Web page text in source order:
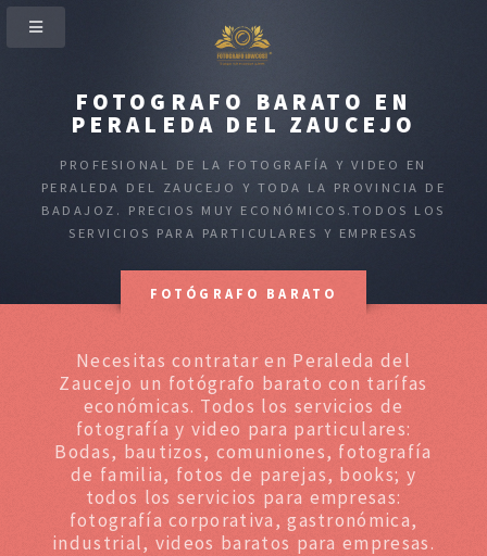
FOTOGRAFO BARATO EN
PERALEDA DEL ZAUCEJO
PROFESIONAL DE LA FOTOGRAFÍA Y VIDEO EN
PERALEDA DEL ZAUCEJO Y TODA LA PROVINCIA DE
BADAJOZ. PRECIOS MUY ECONÓMICOS.TODOS LOS
SERVICIOS PARA PARTICULARES Y EMPRESAS
FOTÓGRAFO BARATO
Necesitas contratar en Peraleda del
Zaucejo un fotógrafo barato con tarífas
económicas. Todos los servicios de
fotografía y video para particulares:
Bodas, bautizos, comuniones, fotografía
de familia, fotos de parejas, books; y
todos los servicios para empresas:
fotografía corporativa, gastronómica,
industrial, videos baratos para empresas.